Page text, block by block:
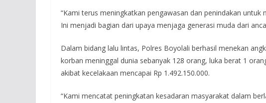
“Kami terus meningkatkan pengawasan dan penindakan
Ini menjadi bagian dari upaya menjaga generasi muda dari
Dalam bidang lalu lintas, Polres Boyolali berhasil menekan
korban meninggal dunia sebanyak 128 orang, luka berat 1
akibat kecelakaan mencapai Rp 1.492.150.000.
“Kami mencatat peningkatan kesadaran masyarakat dalam